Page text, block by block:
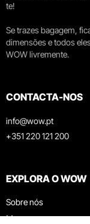
te!
Se trazes bagagem,
dimensões e todos
WOW livremente.
CONTACTA-NOS
info@wow.pt
+351 220 121 200
EXPLORA O WOW
Sobre nós
Museus